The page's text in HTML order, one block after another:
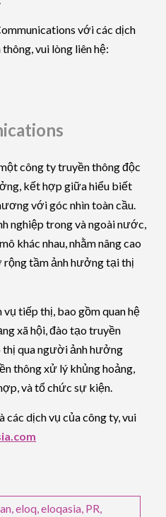
với các dịch
vui lòng liên hệ:
công ty truyền thông độc
kết hợp giữa hiểu biết
với góc nhìn toàn cầu.
nghiệp trong và ngoài nước,
khác nhau, nhằm nâng cao
rộng tầm ảnh hưởng tại thị
vụ tiếp thị, bao gồm quan hệ
xã hội, đào tạo truyền
thị qua người ảnh hưởng
thông xử lý khủng hoảng,
và tổ chức sự kiện.
các dịch vụ của công ty, vui
,eloq ,eloqasia PR